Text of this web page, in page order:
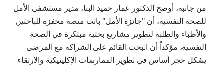
من جانبه، أوضح الدكتور عمار حميد البنا، مدير مستشفى الأمل
للصحة النفسية، أن "جائزة الأمل" باتت منصة محفزة للباحثين
والأطباء والطلبة لتطوير مشاريع بحثية مبتكرة في الصحة
النفسية، مؤكداً أن البحث القائم على الشراكة مع المرضى
يشكل حجر أساس في تطوير الممارسات الإكلينيكية والارتقاء